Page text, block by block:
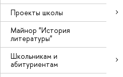
Проекты школы
Майнор "История
литературы"
Школьникам и
абитуриентам